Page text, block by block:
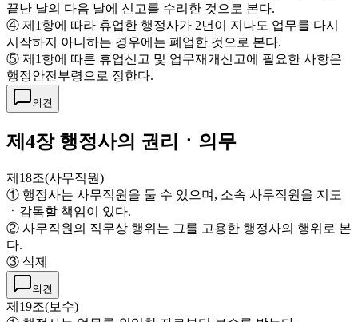
끝난 날의 다음 날에 신고를 수리한 것으로 본다.
④ 제1항에 따라 휴업한 행정사가 2년이 지나도 업무를 다시
시작하지 아니하는 경우에는 폐업한 것으로 본다.
⑤ 제1항에 따른 휴업신고 및 업무재개신고에 필요한 사항은
행정안전부령으로 정한다.
의견
제4장 행정사의 권리ㆍ의무
제18조(사무직원)
① 행정사는 사무직원을 둘 수 있으며, 소속 사무직원을 지도
ㆍ감독할 책임이 있다.
② 사무직원의 직무상 행위는 그를 고용한 행정사의 행위로 본
다.
③ 삭제
의견
제19조(보수)